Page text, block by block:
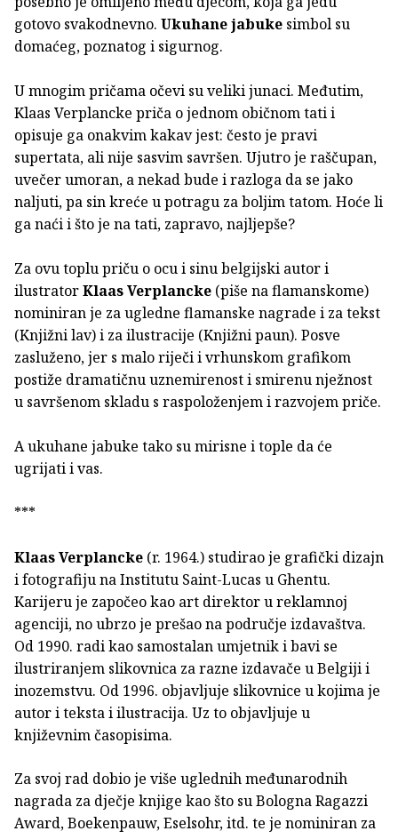
gotovo svakodnevno. Ukuhane jabuke simbol su
domaćeg, poznatog i sigurnog.
U mnogim pričama očevi su veliki junaci. Međutim,
Klaas Verplancke priča o jednom običnom tati i
opisuje ga onakvim kakav jest: često je pravi
supertata, ali nije sasvim savršen. Ujutro je raščupan,
uvečer umoran, a nekad bude i razloga da se jako
naljuti, pa sin kreće u potragu za boljim tatom. Hoće li
ga naći i što je na tati, zapravo, najljepše?
Za ovu toplu priču o ocu i sinu belgijski autor i
ilustratorKlaas Verplancke (piše na flamanskome)
nominiran je za ugledne flamanske nagrade i za tekst
(Knjižni lav) i za ilustracije (Knjižni paun). Posve
zasluženo, jer s malo riječi i vrhunskom grafikom
postiže dramatičnu uznemirenost i smirenu nježnost
u savršenom skladu s raspoloženjem i razvojem priče.
A ukuhane jabuke tako su mirisne i tople da će
ugrijati i vas.
***
Klaas Verplancke (r. 1964.) studirao je grafički dizajn
i fotografiju na Institutu Saint-Lucas u Ghentu.
Karijeru je započeo kao art direktor u reklamnoj
agenciji, no ubrzo je prešao na područje izdavaštva.
Od 1990. radi kao samostalan umjetnik i bavi se
ilustriranjem slikovnica za razne izdavače u Belgiji i
inozemstvu. Od 1996. objavljuje slikovnice u kojima je
autor i teksta i ilustracija. Uz to objavljuje u
književnim časopisima.
Za svoj rad dobio je više uglednih međunarodnih
nagrada za dječje knjige kao što su Bologna Ragazzi
Award, Boekenpauw, Eselsohr, itd. te je nominiran za